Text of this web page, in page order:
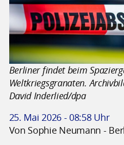
Berliner findet beim
Weltkriegsgranaten.
David Inderlied/dpa
25. Mai 2026 - 08:58 Uhr
Von Sophie Neumann -